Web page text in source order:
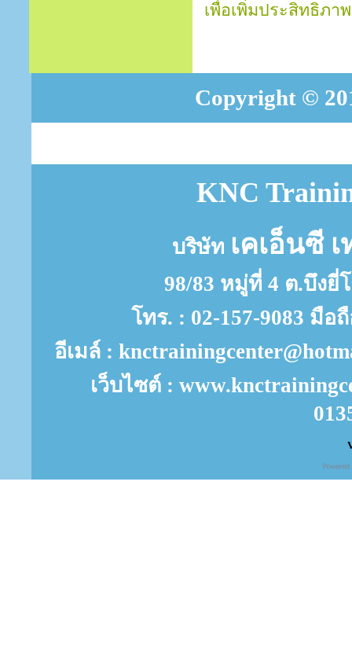
เพื่อเพิ่มประสิทธิภาพ
Copyright ©
KNC
บริษัท เคเอ็นซี
98/83 หมู่ที่ 4 ต.บึงยี่
โทร. : 02-157-9083 มือ
อีเมล์ :
เว็บไซต์ :